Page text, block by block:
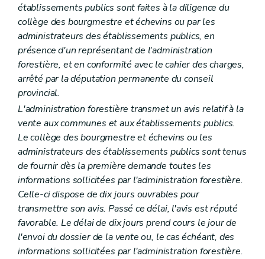
établissements publics sont faites à la diligence du
collège des bourgmestre et échevins ou par les
administrateurs des établissements publics, en
présence d'un représentant de l'administration
forestière, et en conformité avec le cahier des charges,
arrêté par la députation permanente du conseil
provincial.
L'administration forestière transmet un avis relatif à la
vente aux communes et aux établissements publics.
Le collège des bourgmestre et échevins ou les
administrateurs des établissements publics sont tenus
de fournir dès la première demande toutes les
informations sollicitées par l'administration forestière.
Celle-ci dispose de dix jours ouvrables pour
transmettre son avis. Passé ce délai, l'avis est réputé
favorable. Le délai de dix jours prend cours le jour de
l'envoi du dossier de la vente ou, le cas échéant, des
informations sollicitées par l'administration forestière.